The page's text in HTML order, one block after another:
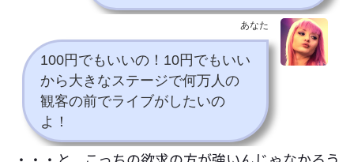
あなた
100円でもいいの！10円でもいい
から大きなステージで何万人の
観客の前でライブがしたいの
よ！